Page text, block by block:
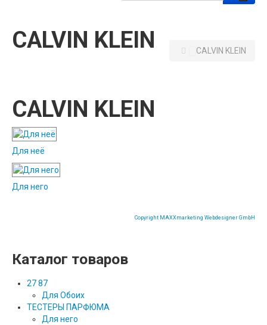
CALVIN KLEIN CALVIN KLEIN
CALVIN KLEIN
Для неё
Для него
Copyright MAXXmarketing Webdesigner GmbH
Каталог товаров
27 87
Для Обоих
ТЕСТЕРЫ ПАРФЮМА
Для него